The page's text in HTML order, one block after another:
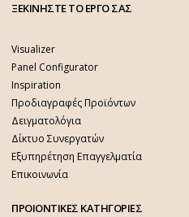
ΞΕΚΙΝΗΣΤΕ ΤΟ ΕΡΓΟ ΣΑΣ
Visualizer
Panel Configurator
Inspiration
Προδιαγραφές Προϊόντων
Δειγματολόγια
Δίκτυο Συνεργατών
Εξυπηρέτηση Επαγγελματία
Επικοινωνία
ΠΡΟΙΟΝΤΙΚΕΣ ΚΑΤΗΓΟΡΙΕΣ